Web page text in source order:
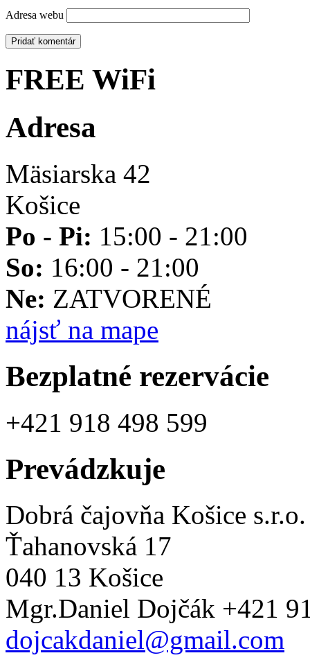
Adresa webu
FREE WiFi
Adresa
Mäsiarska 42
Košice
Po - Pi: 15:00 - 21:00
So: 16:00 - 21:00
Ne: ZATVORENÉ
nájsť na mape
Bezplatné rezervácie
+421 918 498 599
Prevádzkuje
Dobrá čajovňa Košice s.r.o.
Ťahanovská 17
040 13 Košice
Mgr.Daniel Dojčák +421
dojcakdaniel@gmail.com